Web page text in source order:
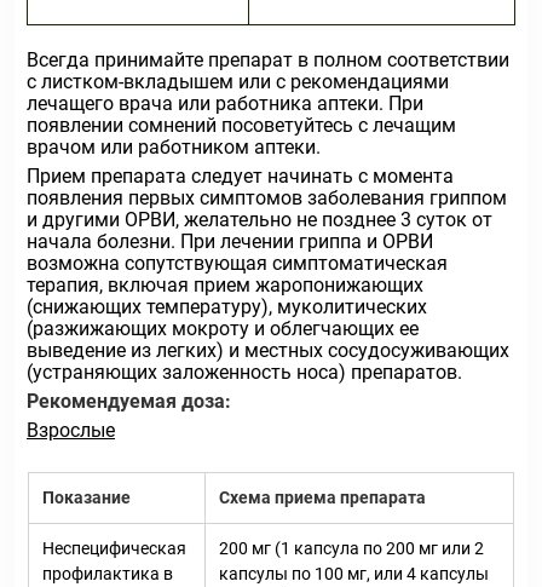
Всегда принимайте препарат в полном соответствии
с листком-вкладышем или с рекомендациями
лечащего врача или работника аптеки. При
появлении сомнений посоветуйтесь с лечащим
врачом или работником аптеки.
Прием препарата следует начинать с момента
появления первых симптомов заболевания гриппом
и другими ОРВИ, желательно не позднее 3 суток от
начала болезни. При лечении гриппа и ОРВИ
возможна сопутствующая симптоматическая
терапия, включая прием жаропонижающих
(снижающих температуру), муколитических
(разжижающих мокроту и облегчающих ее
выведение из легких) и местных сосудосуживающих
(устраняющих заложенность носа) препаратов.
Рекомендуемая доза:
Взрослые
Показание Схема приема препарата
Неспецифическая
профилактика в
200 мг (1 капсула по 200 мг или 2
капсулы по 100 мг, или 4 капсулы